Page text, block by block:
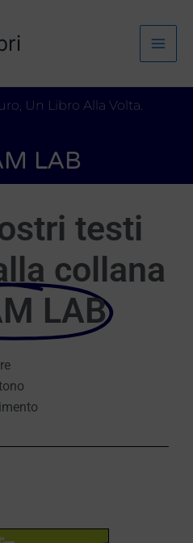
Un Libro Alla Volta.
LAB
testi
collana
LAB